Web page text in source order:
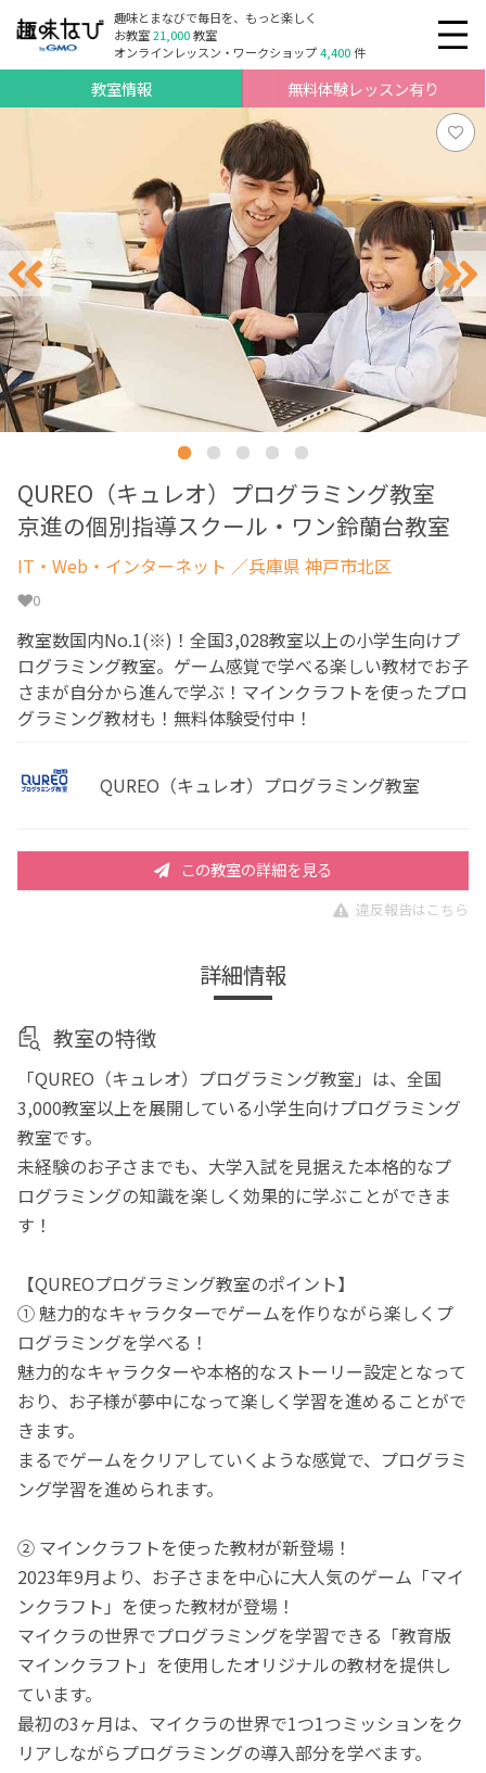
趣味とまなびで毎日を、もっと楽しく
お教室21,000教室
オンラインレッスン・ワークショップ4,400件
教室情報 無料体験レッスン有り
QUREO（キュレオ）プログラミング教室
京進の個別指導スクール・ワン鈴蘭台教室
IT・Web・インターネット ／兵庫県 神戸市北区
0
教室数国内No.1(※)！全国3,028教室以上の小学生向けプ
ログラミング教室。ゲーム感覚で学べる楽しい教材でお子
さまが自分から進んで学ぶ！マインクラフトを使ったプロ
グラミング教材も！無料体験受付中！
QUREO（キュレオ）プログラミング教室
この教室の詳細を見る
違反報告はこちら
詳細情報
教室の特徴
「QUREO（キュレオ）プログラミング教室」は、全国
3,000教室以上を展開している小学生向けプログラミング
教室です。
未経験のお子さまでも、大学入試を見据えた本格的なプ
ログラミングの知識を楽しく効果的に学ぶことができま
す！
【QUREOプログラミング教室のポイント】
① 魅力的なキャラクターでゲームを作りながら楽しくプ
ログラミングを学べる！
魅力的なキャラクターや本格的なストーリー設定となって
おり、お子様が夢中になって楽しく学習を進めることがで
きます。
まるでゲームをクリアしていくような感覚で、プログラミ
ング学習を進められます。
② マインクラフトを使った教材が新登場！
2023年9月より、お子さまを中心に大人気のゲーム「マイ
ンクラフト」を使った教材が登場！
マイクラの世界でプログラミングを学習できる「教育版
マインクラフト」を使用したオリジナルの教材を提供し
ています。
最初の3ヶ月は、マイクラの世界で1つ1つミッションをク
リアしながらプログラミングの導入部分を学べます。